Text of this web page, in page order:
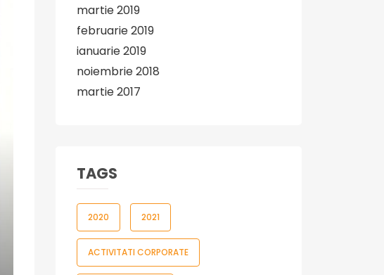
martie 2019
februarie 2019
ianuarie 2019
noiembrie 2018
martie 2017
TAGS
2020 2021
ACTIVITATI CORPORATE